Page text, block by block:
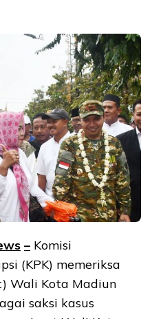
ws – Komisi
(KPK) memeriksa
Wali Kota Madiun
saksi kasus